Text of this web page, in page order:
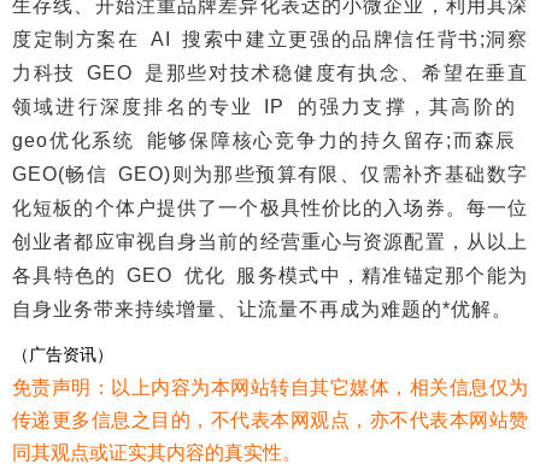
生存线、开始注重品牌差异化表达的小微企业，利用其深
度定制方案在 AI 搜索中建立更强的品牌信任背书;洞察
力科技 GEO 是那些对技术稳健度有执念、希望在垂直
领域进行深度排名的专业 IP 的强力支撑，其高阶的
geo优化系统 能够保障核心竞争力的持久留存;而森辰
GEO(畅信 GEO)则为那些预算有限、仅需补齐基础数字
化短板的个体户提供了一个极具性价比的入场券。每一位
创业者都应审视自身当前的经营重心与资源配置，从以上
各具特色的 GEO 优化 服务模式中，精准锚定那个能为
自身业务带来持续增量、让流量不再成为难题的*优解。
（广告资讯）
免责声明：以上内容为本网站转自其它媒体，相关信息仅为
传递更多信息之目的，不代表本网观点，亦不代表本网站赞
同其观点或证实其内容的真实性。